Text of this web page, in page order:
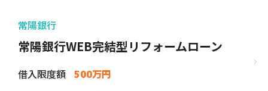
常陽銀行
常陽銀行WEB完結型リフォームローン
借入限度額 500万円